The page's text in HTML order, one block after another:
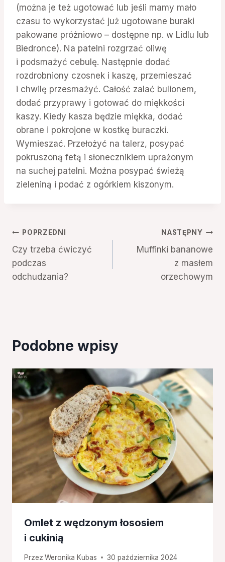
(można je też ugotować lub jeśli mamy mało
czasu to wykorzystać już ugotowane buraki
pakowane próżniowo – dostępne np. w Lidlu lub
Biedronce). Na patelni rozgrzać oliwę
i podsmażyć cebulę. Następnie dodać
rozdrobniony czosnek i kaszę, przemieszać
i chwilę przesmażyć. Całość zalać bulionem,
dodać przyprawy i gotować do miękkości
kaszy. Kiedy kasza będzie miękka, dodać
obrane i pokrojone w kostkę buraczki.
Wymieszać. Przełożyć na talerz, posypać
pokruszoną fetą i słonecznikiem uprażonym
na suchej patelni. Można posypać świeżą
zieleniną i podać z ogórkiem kiszonym.
Nawigacja
wpisu
POPRZEDNI
Czy trzeba ćwiczyć
podczas
odchudzania?
NASTĘPNY
Muffinki bananowe
z masłem
orzechowym
Podobne wpisy
Omlet z wędzonym łososiem
i cukinią
Przez Weronika Kubas 30 października 2024